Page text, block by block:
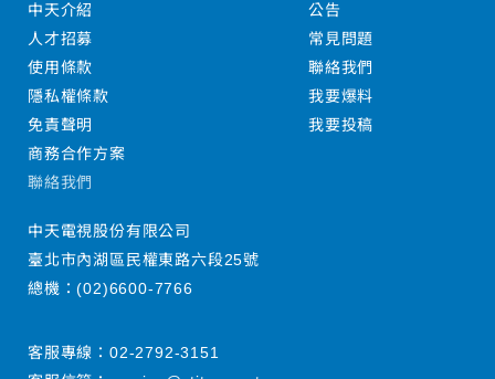
中天介紹
人才招募
使用條款
隱私權條款
免責聲明
商務合作方案
公告
常見問題
聯絡我們
我要爆料
我要投稿
聯絡我們
中天電視股份有限公司
臺北市內湖區民權東路六段25號
總機：(02)6600-7766
客服專線： 02-2792-3151